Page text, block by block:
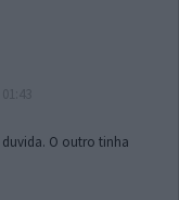
O outro tinha